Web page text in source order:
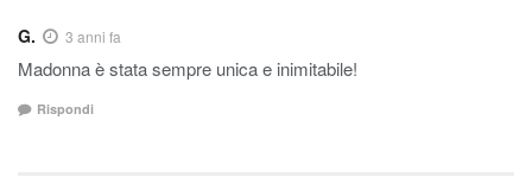
G. 3 anni fa
Madonna è stata sempre unica e inimitabile!
Rispondi